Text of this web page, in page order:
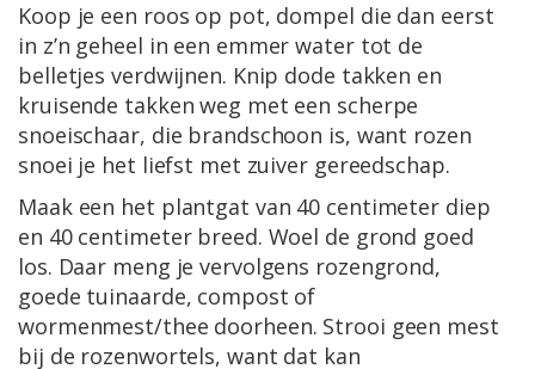
Koop je een roos op pot, dompel die dan eerst
in z’n geheel in een emmer water tot de
belletjes verdwijnen. Knip dode takken en
kruisende takken weg met een scherpe
snoeischaar, die brandschoon is, want rozen
snoei je het liefst met zuiver gereedschap.
Maak een het plantgat van 40 centimeter diep
en 40 centimeter breed. Woel de grond goed
los. Daar meng je vervolgens rozengrond,
goede tuinaarde, compost of
wormenmest/thee doorheen. Strooi geen mest
bij de rozenwortels, want dat kan